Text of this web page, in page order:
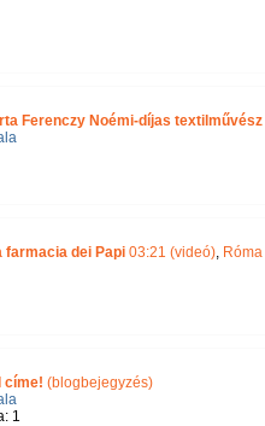
Ferenczy Noémi-díjas textilművész
farmacia dei Papi 03:21 (videó),
címe! (blogbejegyzés)
1